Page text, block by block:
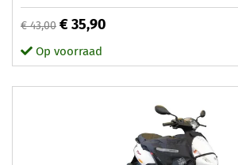
€ 43,00 € 35,90
Op voorraad